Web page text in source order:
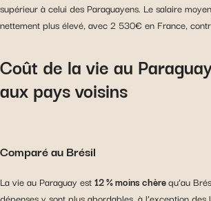
supérieur à celui des Paraguayens. Le salaire
nettement plus élevé, avec 2 530€ en France,
Coût de la vie au
aux pays voisins
Comparé au Brésil
La vie au Paraguay est12 % moins chèrequ’au